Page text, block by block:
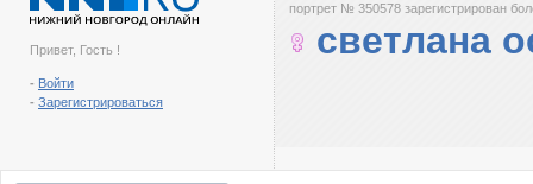
Привет, Гость !
- Войти
- Зарегистрироваться
портрет № 350578 зарегистрирован
светлана